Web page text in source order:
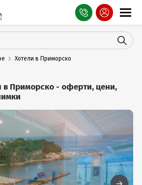
Хотели в Приморско
в Приморско - оферти, цени,